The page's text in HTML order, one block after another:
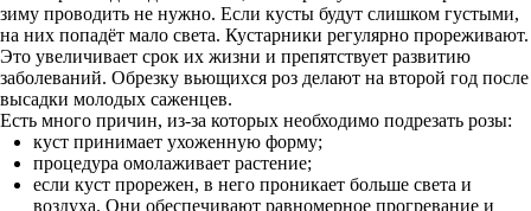
зиму проводить не нужно. Если кусты будут слишком густыми,
на них попадёт мало света. Кустарники регулярно прореживают.
Это увеличивает срок их жизни и препятствует развитию
заболеваний. Обрезку вьющихся роз делают на второй год после
высадки молодых саженцев.
Есть много причин, из-за которых необходимо подрезать розы:
куст принимает ухоженную форму;
процедура омолаживает растение;
если куст прорежен, в него проникает больше света и
воздуха. Они обеспечивают равномерное прогревание и